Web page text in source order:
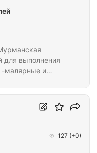
для выполнения
-малярные и
работы.
ГПХ , ИП и т.д.
127 (+0)